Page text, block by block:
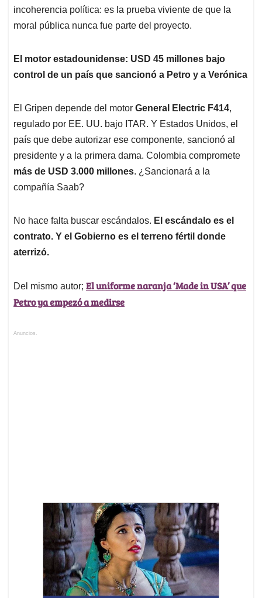
incoherencia política: es la prueba viviente de que la
moral pública nunca fue parte del proyecto.
El motor estadounidense: USD 45 millones bajo
control de un país que sancionó a Petro y a Verónica
El Gripen depende del motor General Electric F414,
regulado por EE. UU. bajo ITAR. Y Estados Unidos, el
país que debe autorizar ese componente, sancionó al
presidente y a la primera dama. Colombia compromete
más de USD 3.000 millones. ¿Sancionará a la
compañía Saab?
No hace falta buscar escándalos. El escándalo es el
contrato. Y el Gobierno es el terreno fértil donde
aterrizó.
Del mismo autor; El uniforme naranja ‘Made in USA’ que
Petro ya empezó a medirse
Anuncios.